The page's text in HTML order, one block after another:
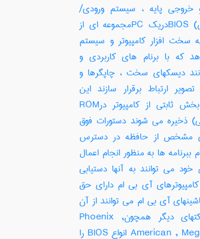
پایه ، سیستم ورودی/
خروجی پایه (بایوس) BIOSدریک PCمجموعه ای از
سخت افزار کامپیوتر و سیستم
که با برنام های کاربردی و
دیسکهای سخت ، چاپگرها و
ارتباط برقرار سازند این
دستورات به عنوان بخش ثابتی از کامپیوتر درROM
ذخیره می شوند دستورات فوق
مشخص از حافظه در دسترس
ببرنامه ها به منظور انجام اعمال
می توانند به آنها دستیابی
داشته باشند BIOS کامپیوترهای آی بی ام دارای حق
آی بی ام می توانند از آن
استفاده نمایند شرکتهای دیگر همچونPhoenix ,
Award وAmerican , Megatrends انواع BIOS را